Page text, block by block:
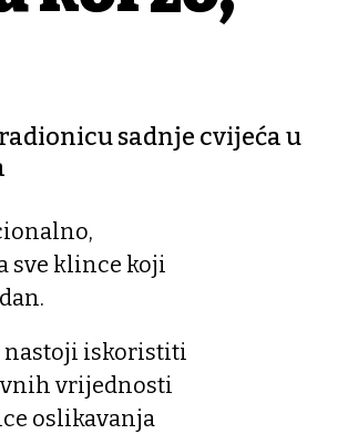
sadnje cvijeća u
sve klince koji
nastoji iskoristiti
vrijednosti
oslikavanja